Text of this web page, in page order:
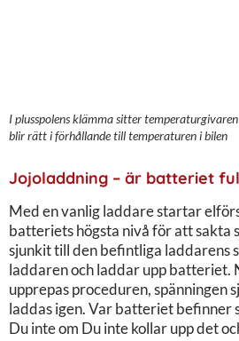
I plusspolens klämma sitter
blir rätt i förhållande till temperaturen i bilen
Jojoladdning – är batteriet
Med en vanlig laddare startar
batteriets högsta nivå för att sakta
sjunkit till den befintliga laddarens
laddaren och laddar upp batteriet.
upprepas proceduren, spänningen
laddas igen. Var batteriet befinner
Du inte om Du inte kollar upp det